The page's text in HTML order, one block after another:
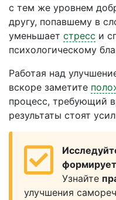
с тем же уровнем
другу, попавшему в
уменьшает стресс и
психологическому
Работая над
вскоре заметите
процесс, требующий
результаты стоят
Узнайте
улучшения